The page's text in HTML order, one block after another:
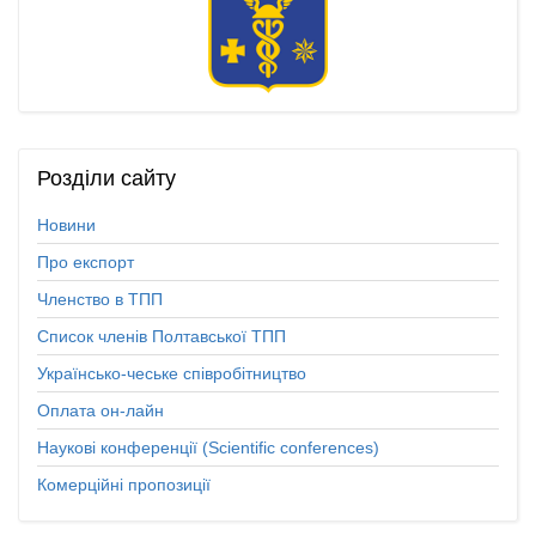
Розділи сайту
Новини
Про експорт
Членство в ТПП
Список членів Полтавської ТПП
Українсько-чеське співробітництво
Оплата он-лайн
Наукові конференції (Scientific conferences)
Комерційні пропозиції